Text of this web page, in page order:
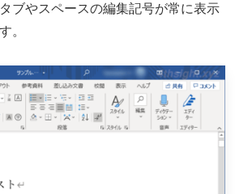
ブやスペースの編集記号が常に表示
。